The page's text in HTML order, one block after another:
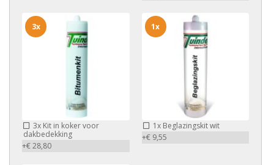
3x Kit in koker voor
dakbedekking
+€ 28,80
3x
1xBeglazingskit wit
+€ 9,55
1x